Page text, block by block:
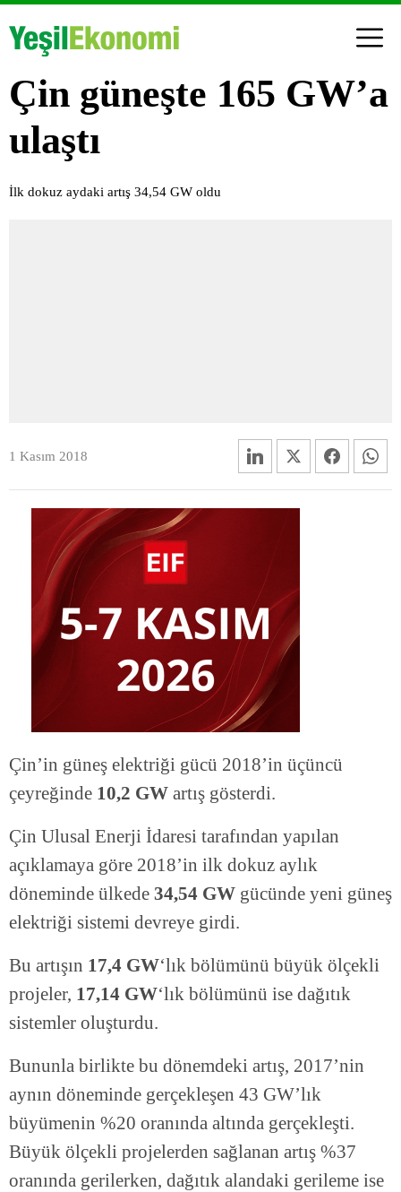
Çin güneşte 165 GW’a
ulaştı
İlk dokuz aydaki artış 34,54 GW oldu
1 Kasım 2018
Çin’in güneş elektriği gücü 2018’in üçüncü
çeyreğinde 10,2 GW artış gösterdi.
Çin Ulusal Enerji İdaresi tarafından yapılan
açıklamaya göre 2018’in ilk dokuz aylık
döneminde ülkede 34,54 GW gücünde yeni güneş
elektriği sistemi devreye girdi.
Bu artışın 17,4 GW‘lık bölümünü büyük ölçekli
projeler, 17,14 GW‘lık bölümünü ise dağıtık
sistemler oluşturdu.
Bununla birlikte bu dönemdeki artış, 2017’nin
aynın döneminde gerçekleşen 43 GW’lık
büyümenin %20 oranında altında gerçekleşti.
Büyük ölçekli projelerden sağlanan artış %37
oranında gerilerken, dağıtık alandaki gerileme ise